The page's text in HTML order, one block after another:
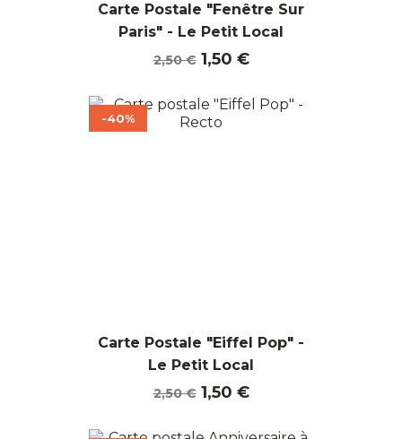
Carte Postale "Fenêtre Sur
Paris" - Le Petit Local
Prix
2,50 € Prix
1,50 €
Carte Postale "Eiffel Pop" -
Le Petit Local
Prix
base
2,50 € Prix
1,50 €
-40%